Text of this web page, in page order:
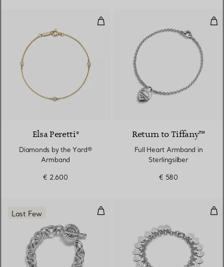
Diamonds by the Yard®
Elsa Peretti®
Diamonds by the Yard®
Armband
€ 2.600
Return to Tiffany™
Full Heart Armband in
Sterlingsilber
€ 580
Full Heart Armband mit
Last Few